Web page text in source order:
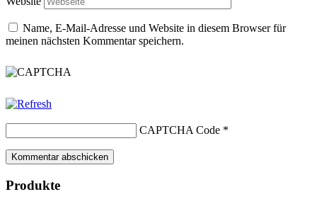
Name, E-Mail-Adresse und Website in diesem Browser für
meinen nächsten Kommentar speichern.
CAPTCHA Code *
Produkte